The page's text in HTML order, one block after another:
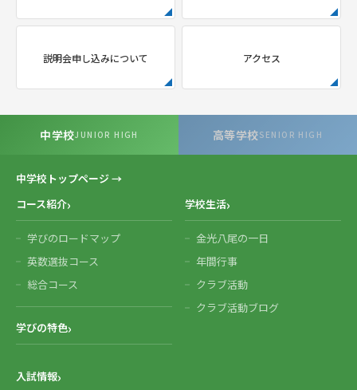
説明会申し込みについて アクセス
中学校JUNIOR HIGH 高等学校SENIOR HIGH
中学校トップページ →
コース紹介
学びのロードマップ
英数選抜コース
総合コース
学びの特色
学校生活
金光八尾の一日
年間行事
クラブ活動
クラブ活動ブログ
入試情報